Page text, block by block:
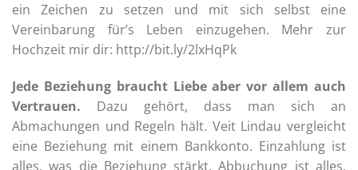
ein Zeichen zu setzen und mit sich selbst eine
Vereinbarung für’s Leben einzugehen. Mehr zur
Hochzeit mir dir: http://bit.ly/2lxHqPk
Jede Beziehung braucht Liebe aber vor allem auch
Vertrauen. Dazu gehört, dass man sich an
Abmachungen und Regeln hält. Veit Lindau vergleicht
eine Beziehung mit einem Bankkonto. Einzahlung ist
alles, was die Beziehung stärkt. Abbuchung ist alles,